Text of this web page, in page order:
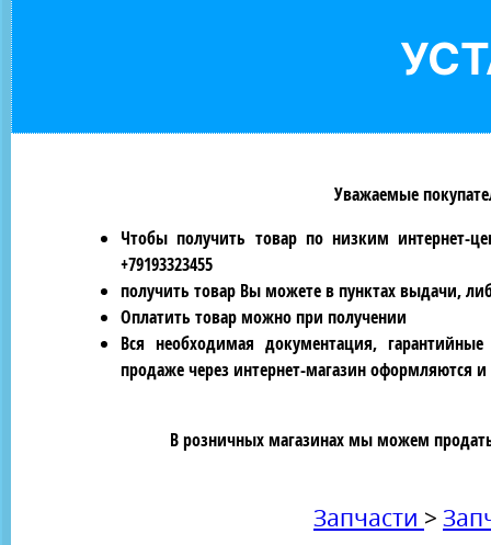
Уважаемые
Чтобы получить товар по низким интернет-
+79193323455
получить товар Вы можете в пунктах выдачи,
Оплатить товар можно при получении
Вся необходимая документация,
продаже через интернет-магазин оформляются
В розничных магазинах мы можем
Запчасти >